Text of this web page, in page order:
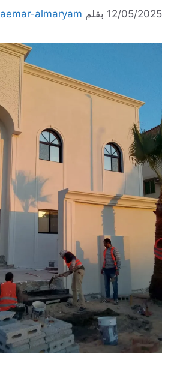
12/05/2025 بقلم aemar-almaryam